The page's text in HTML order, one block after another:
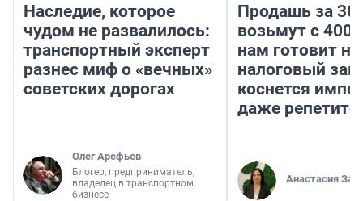
Наследие, которое
чудом не развалилось:
транспортный эксперт
разнес миф о «вечных»
советских дорогах
Олег Арефьев
Блогер, предприниматель,
владелец в транспортном
бизнесе
Продашь за
возьмут с
нам готовит
налоговый
коснется
даже
Анастасия